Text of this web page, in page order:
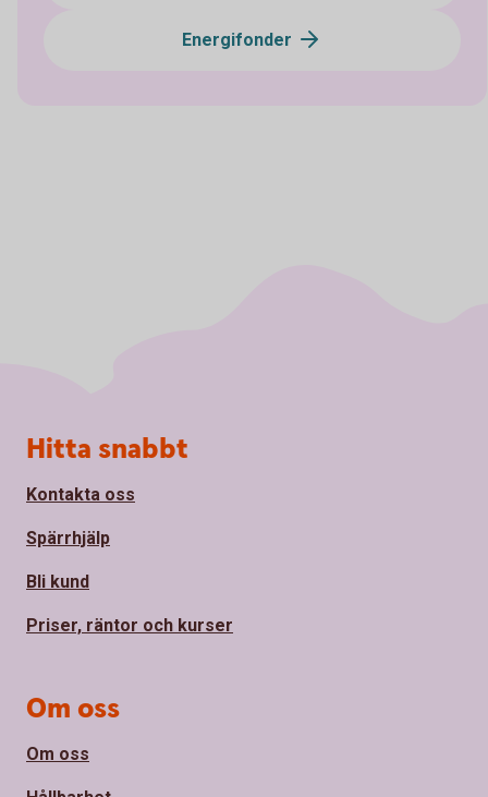
Energifonder
Sidfot
Hitta snabbt
Kontakta oss
Spärrhjälp
Bli kund
Priser, räntor och kurser
Om oss
Om oss